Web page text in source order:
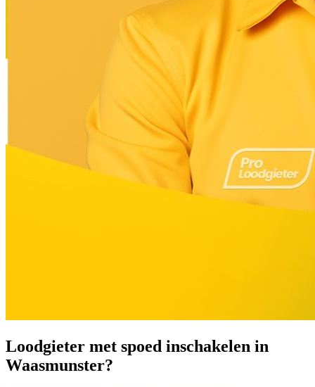
Loodgieter met spoed inschakelen in
Waasmunster?